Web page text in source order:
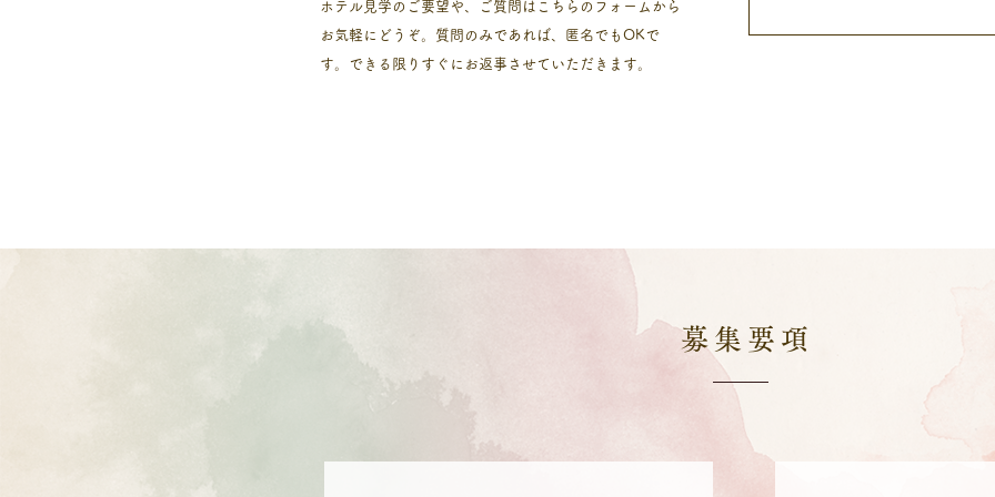
ホテル見学のご要望や、ご質問はこちらのフォームから
お気軽にどうぞ。 ​質問のみであれば、匿名でもOKで
す。​できる限りすぐにお返事させていただきます。
募集要項